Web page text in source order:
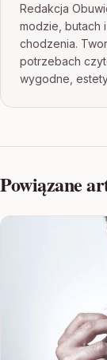
Redakcja
modzie, butach
chodzenia.
potrzebach
wygodne,
Powiązane